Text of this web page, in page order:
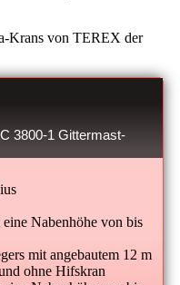
Krans von TEREX der
3800-1 Gittermast-
Nabenhöhe von bis
mit angebautem 12 m
ohne Hifskran